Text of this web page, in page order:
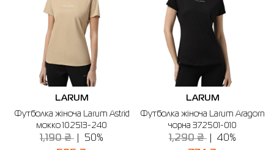
LARUM
Футболка жіноча Larum Astrid
мокко 102513-240
1,190 ₴ 50%
LARUM
Футболка жіноча Larum Aragorn
чорна 372501-010
1,290 ₴ 40%